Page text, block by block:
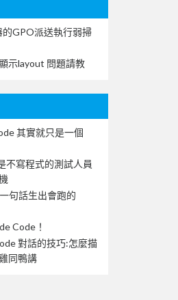
GPO派送執行弱掃
示layout 問題請教
其實就只是一個
不寫程式的測試人員
句話生出會跑的
Code！
對話的技巧:怎麼描
同鴨講